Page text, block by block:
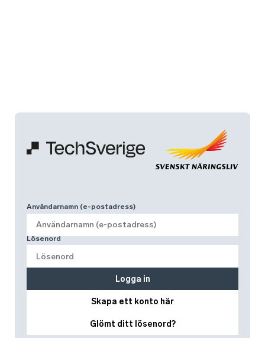
Användarnamn (e-postadress)
Lösenord
Skapa ett konto här
Glömt ditt lösenord?
Logga in